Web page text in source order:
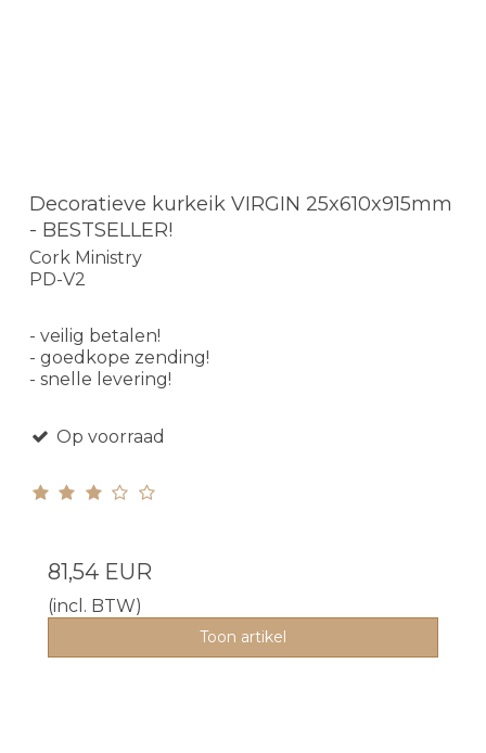
Decoratieve kurkeik VIRGIN 25x610x915mm
- BESTSELLER!
Cork Ministry
PD-V2
- veilig betalen!
- goedkope zending!
- snelle levering!
Op voorraad
81,54 EUR
(incl. BTW)
Toon artikel